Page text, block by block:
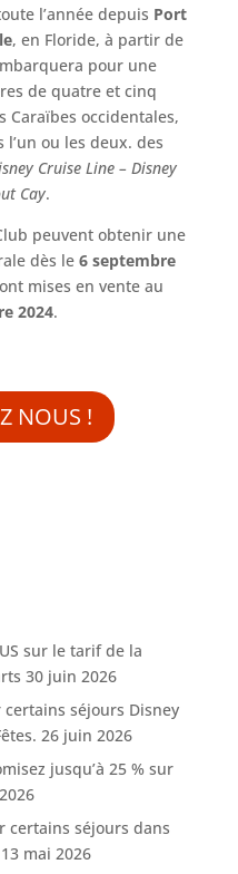
l’année depuis Port
, en Floride, à partir de
pour une
de quatre et cinq
Caraïbes occidentales,
ou les deux. des
Cruise Line – Disney
Cay.
peuvent obtenir une
dès le 6 septembre
mises en vente au
2024.
NOUS !
sur le tarif de la
30 juin 2026
certains séjours Disney
26 juin 2026
jusqu’à 25 % sur
certains séjours dans
13 mai 2026